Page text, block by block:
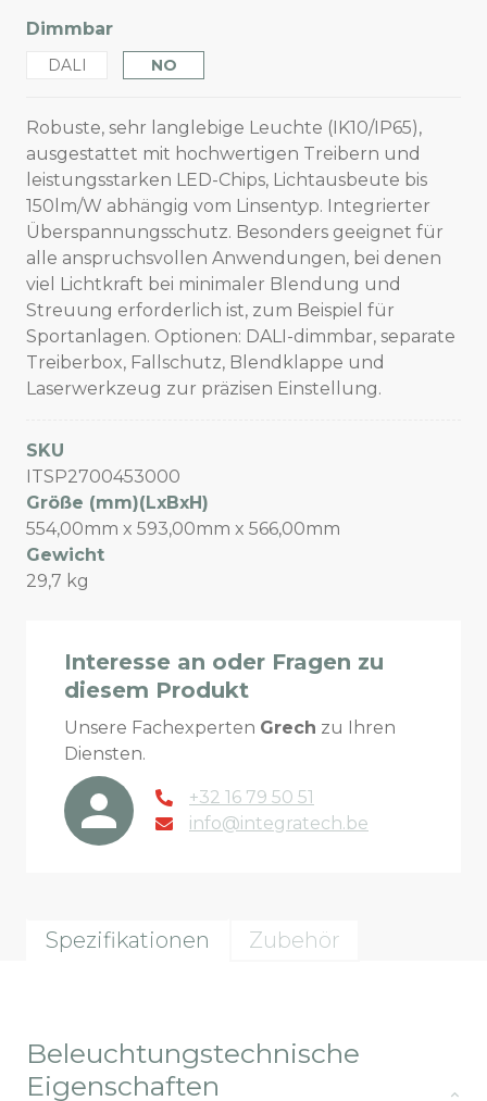
Dimmbar
DALI NO
Robuste, sehr langlebige Leuchte (IK10/IP65),
ausgestattet mit hochwertigen Treibern und
leistungsstarken LED-Chips, Lichtausbeute bis
150lm/W abhängig vom Linsentyp. Integrierter
Überspannungsschutz. Besonders geeignet für
alle anspruchsvollen Anwendungen, bei denen
viel Lichtkraft bei minimaler Blendung und
Streuung erforderlich ist, zum Beispiel für
Sportanlagen. Optionen: DALI-dimmbar, separate
Treiberbox, Fallschutz, Blendklappe und
Laserwerkzeug zur präzisen Einstellung.
SKU
ITSP2700453000
Größe (mm)(LxBxH)
554,00mm x 593,00mm x 566,00mm
Gewicht
29,7 kg
Interesse an oder Fragen zu
diesem Produkt
Unsere Fachexperten Grech zu Ihren
Diensten.
+32 16 79 50 51
info@integratech.be
Spezifikationen Zubehör
Beleuchtungstechnische
Eigenschaften